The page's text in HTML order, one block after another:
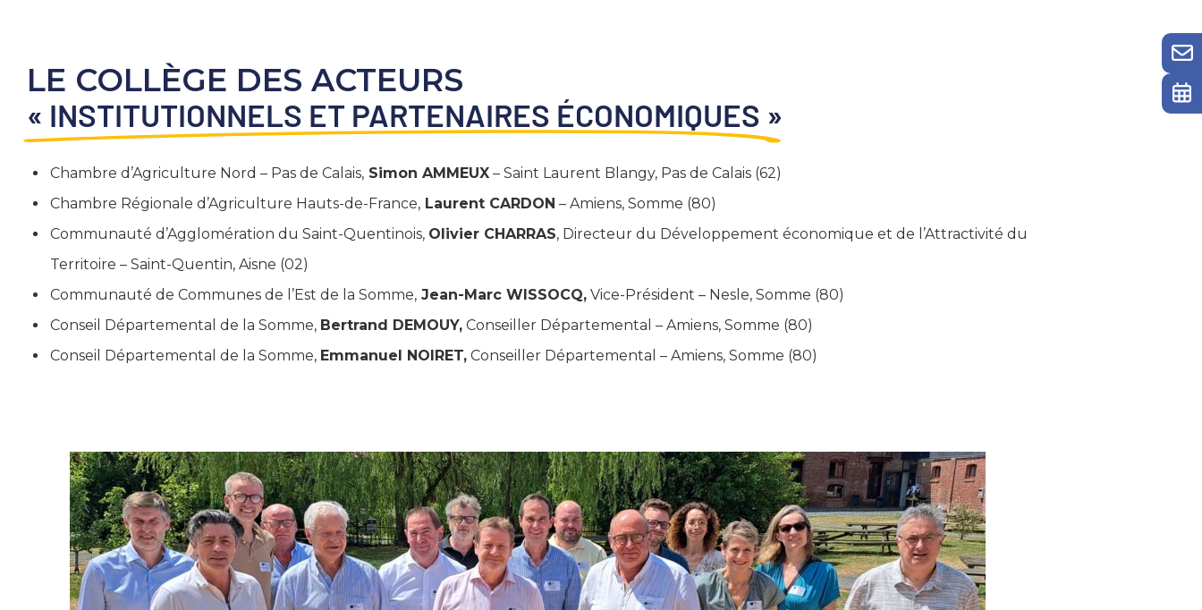
LE COLLÈGE DES ACTEURS
« INSTITUTIONNELS ET PARTENAIRES ÉCONOMIQUES »
Chambre d’Agriculture Nord – Pas de Calais, Simon AMMEUX – Saint Laurent Blangy, Pas de Calais (62)
Chambre Régionale d’Agriculture Hauts-de-France, Laurent CARDON – Amiens, Somme (80)
Communauté d’Agglomération du Saint-Quentinois, Olivier CHARRAS, Directeur du Développement économique et de l’Attractivité du
Territoire – Saint-Quentin, Aisne (02)
Communauté de Communes de l’Est de la Somme, Jean-Marc WISSOCQ, Vice-Président – Nesle, Somme (80)
Conseil Départemental de la Somme, Bertrand DEMOUY, Conseiller Départemental – Amiens, Somme (80)
Conseil Départemental de la Somme, Emmanuel NOIRET, Conseiller Départemental – Amiens, Somme (80)